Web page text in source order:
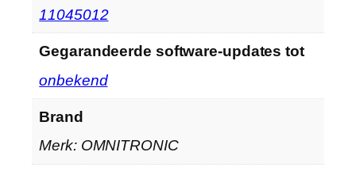
‎11045012
Gegarandeerde software-updates tot
‎onbekend
Brand
Merk: OMNITRONIC